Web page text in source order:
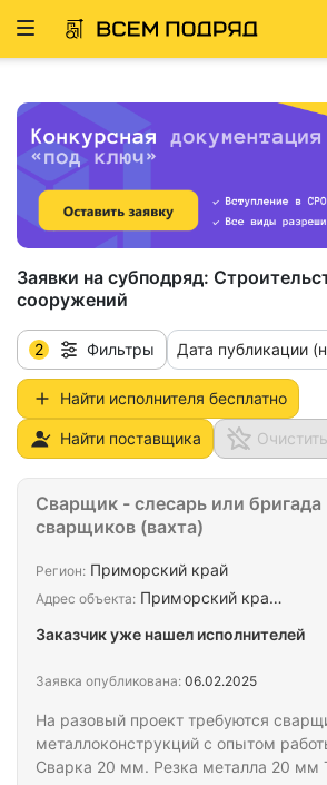
Развернуть
Заявки на субподряд:
сооружений
2 Фильтры Дата публикации
Найти исполнителя бесплатно
Найти поставщика
На разовый проект требуются
металлоконструкций с опытом
Сварка 20 мм. Резка металла 20 мм
Сварщик - слесарь или бригада
сварщиков (вахта)
Регион: Приморский край
Адрес объекта: Приморский кра…
Заказчик уже нашел исполнителей
Заявка опубликована: 06.02.2025